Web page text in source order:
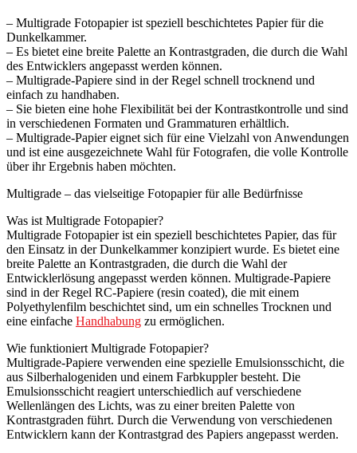
– Multigrade Fotopapier ist speziell beschichtetes Papier für die
Dunkelkammer.
– Es bietet eine breite Palette an Kontrastgraden, die durch die Wahl
des Entwicklers angepasst werden können.
– Multigrade-Papiere sind in der Regel schnell trocknend und
einfach zu handhaben.
– Sie bieten eine hohe Flexibilität bei der Kontrastkontrolle und sind
in verschiedenen Formaten und Grammaturen erhältlich.
– Multigrade-Papier eignet sich für eine Vielzahl von Anwendungen
und ist eine ausgezeichnete Wahl für Fotografen, die volle Kontrolle
über ihr Ergebnis haben möchten.
Multigrade – das vielseitige Fotopapier für alle Bedürfnisse
Was ist Multigrade Fotopapier?
Multigrade Fotopapier ist ein speziell beschichtetes Papier, das für
den Einsatz in der Dunkelkammer konzipiert wurde. Es bietet eine
breite Palette an Kontrastgraden, die durch die Wahl der
Entwicklerlösung angepasst werden können. Multigrade-Papiere
sind in der Regel RC-Papiere (resin coated), die mit einem
Polyethylenfilm beschichtet sind, um ein schnelles Trocknen und
eine einfache Handhabung zu ermöglichen.
Wie funktioniert Multigrade Fotopapier?
Multigrade-Papiere verwenden eine spezielle Emulsionsschicht, die
aus Silberhalogeniden und einem Farbkuppler besteht. Die
Emulsionsschicht reagiert unterschiedlich auf verschiedene
Wellenlängen des Lichts, was zu einer breiten Palette von
Kontrastgraden führt. Durch die Verwendung von verschiedenen
Entwicklern kann der Kontrastgrad des Papiers angepasst werden.